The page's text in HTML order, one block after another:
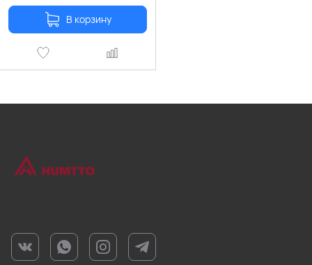
В корзину